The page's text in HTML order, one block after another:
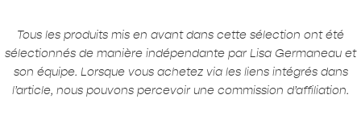
Tous les produits mis en avant dans cette sélection ont été
sélectionnés de manière indépendante par Lisa Germaneau et
son équipe. Lorsque vous achetez via les liens intégrés dans
l’article, nous pouvons percevoir une commission d’affiliation.